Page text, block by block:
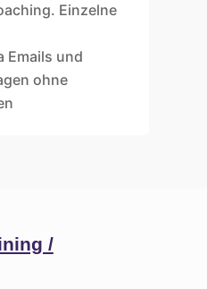
Einzelne
Emails und
ohne
/